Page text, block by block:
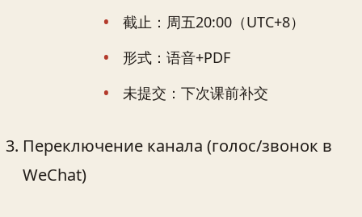
截止：周五20:00（UTC+8）
形式：语音+PDF
未提交：下次课前补交
Переключение канала (голос/звонок в
WeChat)